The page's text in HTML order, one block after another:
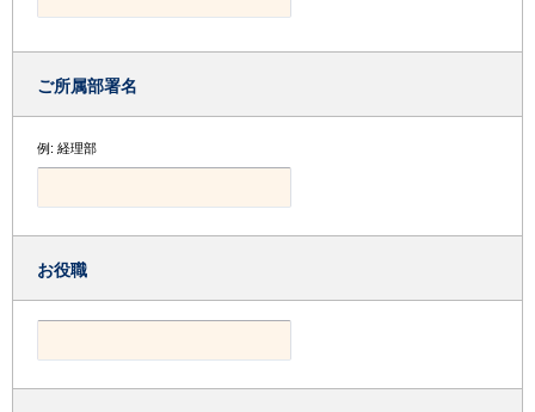
ご所属部署名
例: 経理部
お役職